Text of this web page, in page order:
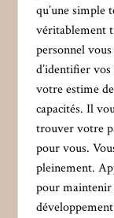
qu’une simple
véritablement
personnel
d’identifier
votre estime
capacités. Il
trouver votre
pour vous.
pleinement.
pour